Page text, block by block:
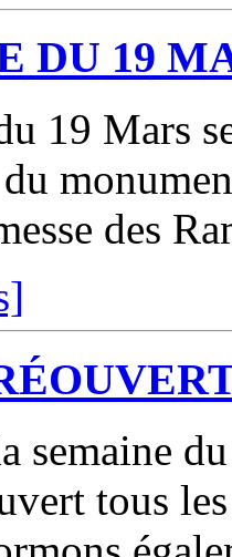
DU 19
19 Mars
des
semaine
tous